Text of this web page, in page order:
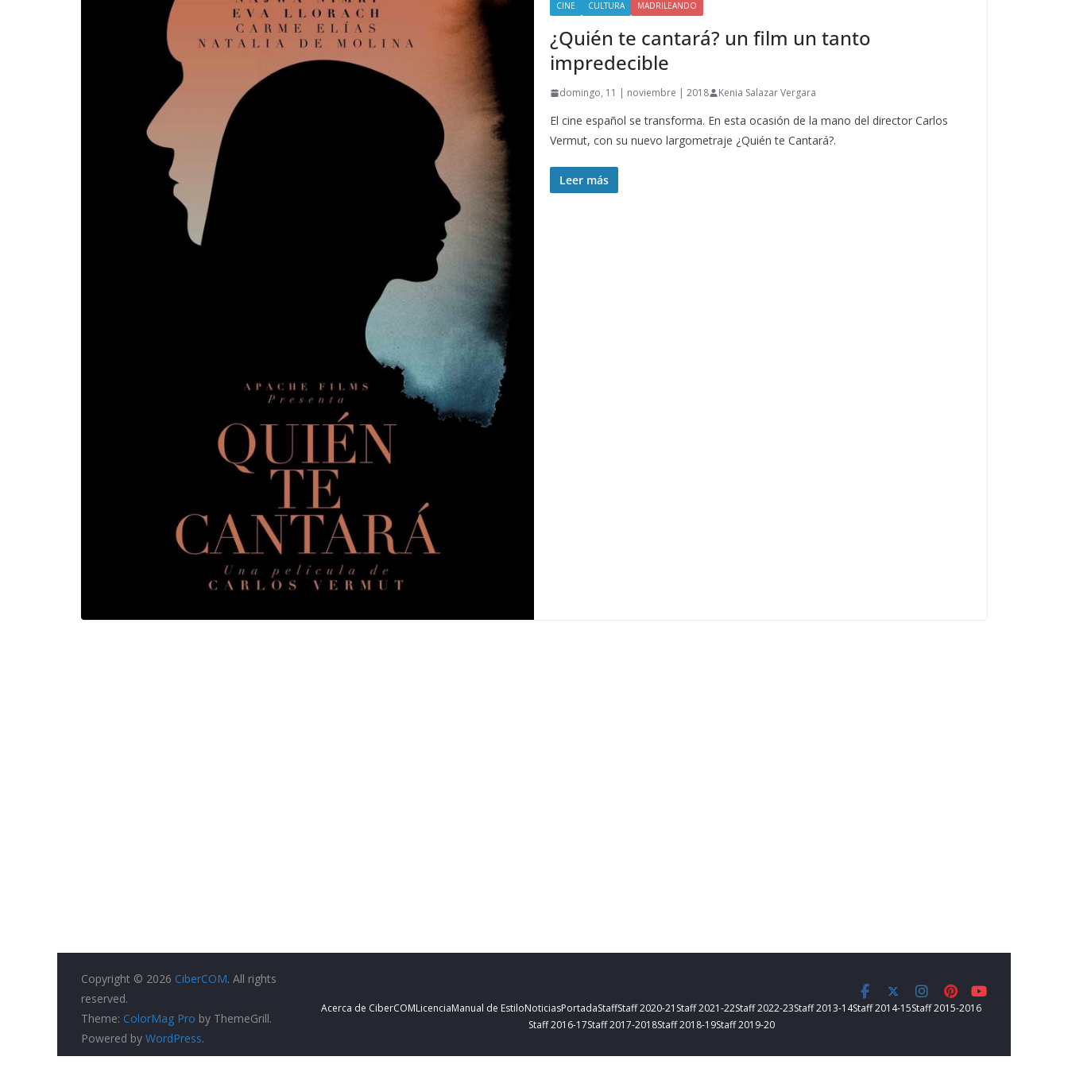
CINE CULTURA MADRILEANDO
¿Quién te cantará? un film un tanto
impredecible
domingo, 11 | noviembre | 2018 Kenia Salazar Vergara
El cine español se transforma. En esta ocasión de la mano del director Carlos
Vermut, con su nuevo largometraje ¿Quién te Cantará?.
Leer más
Acerca de CiberCOMLicenciaManual de EstiloNoticiasPortadaStaffStaff 2020-21 Staff 2021-22Staff 2022-23Staff 2013-14Staff 2014-15Staff 2015-2016
Staff 2016-17Staff 2017-2018Staff 2018-19Staff 2019-20
Copyright © 2026 CiberCOM. All rights
reserved.
Theme: ColorMag Pro by ThemeGrill.
Powered by WordPress.